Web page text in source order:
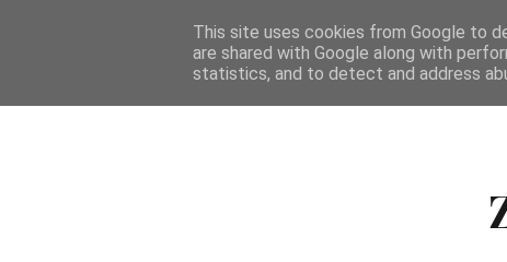
BOXEDVERSION
This site uses cookies from Google to
are shared with Google along with
statistics, and to detect and address